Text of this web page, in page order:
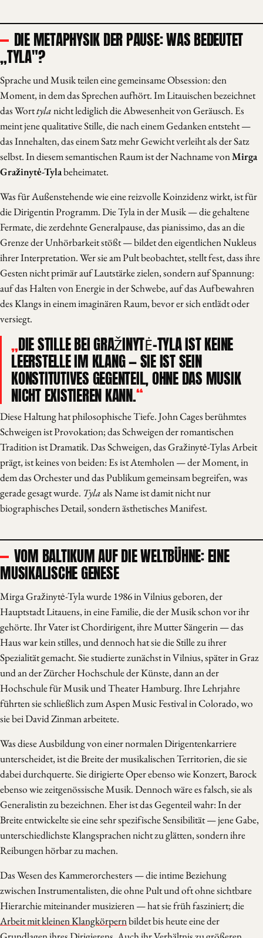
DIE METAPHYSIK DER PAUSE: WAS BEDEUTET
„TYLA"?
Sprache und Musik teilen eine gemeinsame Obsession: den
Moment, in dem das Sprechen aufhört. Im Litauischen bezeichnet
das Worttylanicht lediglich die Abwesenheit von Geräusch. Es
meint jene qualitative Stille, die nach einem Gedanken entsteht —
das Innehalten, das einem Satz mehr Gewicht verleiht als der Satz
selbst. In diesem semantischen Raum ist der Nachname vonMirga
Gražinytė-Tylabeheimatet.
Was für Außenstehende wie eine reizvolle Koinzidenz wirkt, ist für
die Dirigentin Programm. Die Tyla in der Musik — die gehaltene
Fermate, die zerdehnte Generalpause, das pianissimo, das an die
Grenze der Unhörbarkeit stößt — bildet den eigentlichen Nukleus
ihrer Interpretation. Wer sie am Pult beobachtet, stellt fest, dass ihre
Gesten nicht primär auf Lautstärke zielen, sondern auf Spannung:
auf das Halten von Energie in der Schwebe, auf das Aufbewahren
des Klangs in einem imaginären Raum, bevor er sich entlädt oder
versiegt.
DIE STILLE BEI GRAŽINYTĖ-TYLA IST KEINE
LEERSTELLE IM KLANG — SIE IST SEIN
KONSTITUTIVES GEGENTEIL, OHNE DAS MUSIK
NICHT EXISTIEREN KANN.
Diese Haltung hat philosophische Tiefe. John Cages berühmtes
Schweigen ist Provokation; das Schweigen der romantischen
Tradition ist Dramatik. Das Schweigen, das Gražinytė-Tylas Arbeit
prägt, ist keines von beiden: Es ist Atemholen — der Moment, in
dem das Orchester und das Publikum gemeinsam begreifen, was
gerade gesagt wurde. Tylaals Name ist damit nicht nur
biographisches Detail, sondern ästhetisches Manifest.
VOM BALTIKUM AUF DIE WELTBÜHNE: EINE
MUSIKALISCHE GENESE
Mirga Gražinytė-Tyla wurde 1986 in Vilnius geboren, der
Hauptstadt Litauens, in eine Familie, die der Musik schon vor ihr
gehörte. Ihr Vater ist Chordirigent, ihre Mutter Sängerin — das
Haus war kein stilles, und dennoch hat sie die Stille zu ihrer
Spezialität gemacht. Sie studierte zunächst in Vilnius, später in Graz
und an der Zürcher Hochschule der Künste, dann an der
Hochschule für Musik und Theater Hamburg. Ihre Lehrjahre
führten sie schließlich zum Aspen Music Festival in Colorado, wo
sie bei David Zinman arbeitete.
Was diese Ausbildung von einer normalen Dirigentenkarriere
unterscheidet, ist die Breite der musikalischen Territorien, die sie
dabei durchquerte. Sie dirigierte Oper ebenso wie Konzert, Barock
ebenso wie zeitgenössische Musik. Dennoch wäre es falsch, sie als
Generalistin zu bezeichnen. Eher ist das Gegenteil wahr: In der
Breite entwickelte sie eine sehr spezifische Sensibilität — jene Gabe,
unterschiedlichste Klangsprachen nicht zu glätten, sondern ihre
Reibungen hörbar zu machen.
Das Wesen des Kammerorchesters — die intime Beziehung
zwischen Instrumentalisten, die ohne Pult und oft ohne sichtbare
Hierarchie miteinander musizieren — hat sie früh fasziniert; die
Arbeit mit kleinen Klangkörpernbildet bis heute eine der